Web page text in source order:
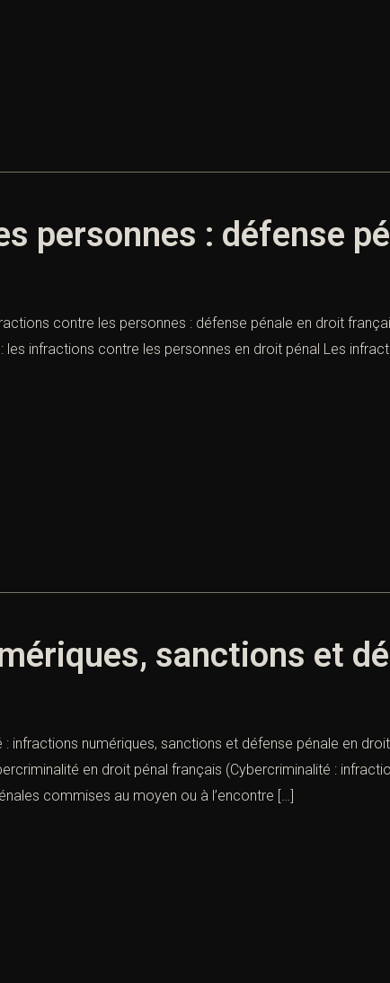
personnes : défense
contre les personnes : défense pénale en droit
infractions contre les personnes en droit pénal Les
sanctions et
numériques, sanctions et défense pénale en
en droit pénal français (Cybercriminalité :
commises au moyen ou à l’encontre […]